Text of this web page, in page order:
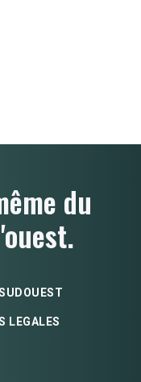
du
LEGALES